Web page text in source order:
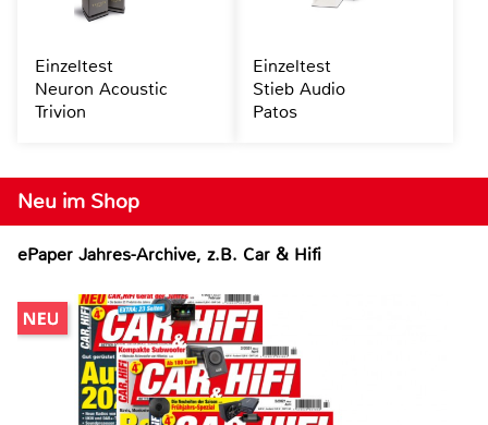
Neu im Shop
ePaper Jahres-Archive, z.B. Car & Hifi
Einzeltest
Neuron Acoustic
Trivion
Einzeltest
Stieb Audio
Patos